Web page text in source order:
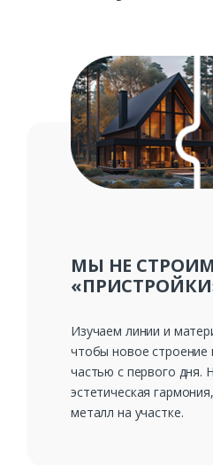
Ваш телефон*
Комментарий к заказу
МЫ НЕ СТРОИМ
Изучаем линии и
чтобы новое строение
частью с первого
эстетическая
металл на участке.